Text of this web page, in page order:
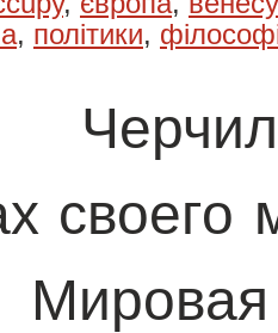
, політики,
своего